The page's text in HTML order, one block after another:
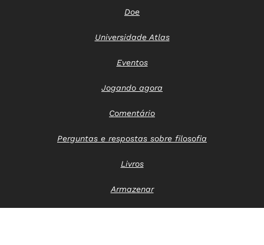
Doe
Universidade Atlas
Eventos
Jogando agora
Comentário
Perguntas e respostas sobre filosofia
Livros
Armazenar